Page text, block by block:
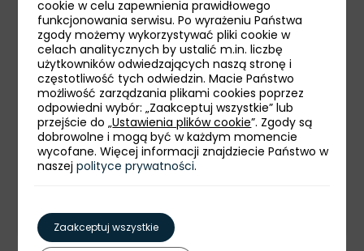
Agritechnica w Hanowerze, gdzie będzie
można zapoznać się z bogatą i
wszechstronną ofertą polskich
przedsiębiorców. Zachęcamy do
odwiedzenia nas na stanowisku 04A48
w hali numer 4 - mówi Małgorzata
Kucharek z Departamentu Projektów
Europejskich PAIH, koordynatorka
działań promocyjnych dla sektora
cookie w celu zapewnienia prawidłowego
funkcjonowania serwisu. Po wyrażeniu Państwa
zgody możemy wykorzystywać pliki cookie w
celach analitycznych by ustalić m.in. liczbę
użytkowników odwiedzających naszą stronę i
częstotliwość tych odwiedzin. Macie Państwo
możliwość zarządzania plikami cookies poprzez
odpowiedni wybór: „Zaakceptuj wszystkie” lub
przejście do „Ustawienia plików cookie”. Zgody są
dobrowolne i mogą być w każdym momencie
wycofane. Więcej informacji znajdziecie Państwo w
naszejpolityce prywatności.
Zaakceptuj wszystkie